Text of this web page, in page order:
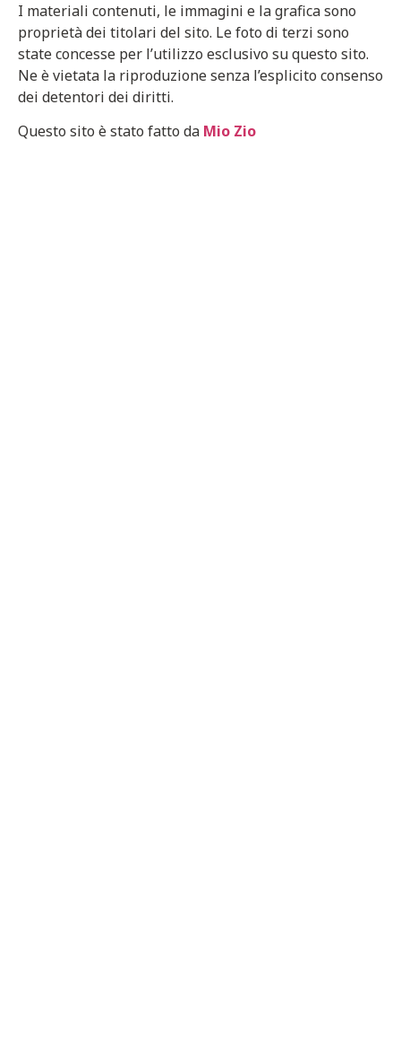
I materiali contenuti, le immagini e la grafica sono
proprietà dei titolari del sito. Le foto di terzi sono
state concesse per l’utilizzo esclusivo su questo sito.
Ne è vietata la riproduzione senza l’esplicito consenso
dei detentori dei diritti.
Questo sito è stato fatto da Mio Zio